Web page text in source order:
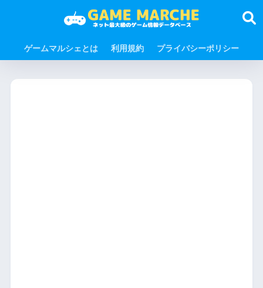
ゲームマルシェとは 利用規約 プライバシーポリシー